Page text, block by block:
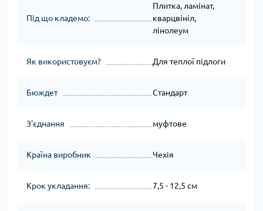
Під що кладемо:
Плитка, ламінат,
кварцвініл,
лінолеум
Як використовуєм? Для теплої підлоги
Бюждет Стандарт
З'єднання муфтове
Країна виробник Чехія
Крок укладання: 7,5 - 12,5 см